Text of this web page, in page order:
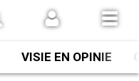
VISIE EN OPINIE